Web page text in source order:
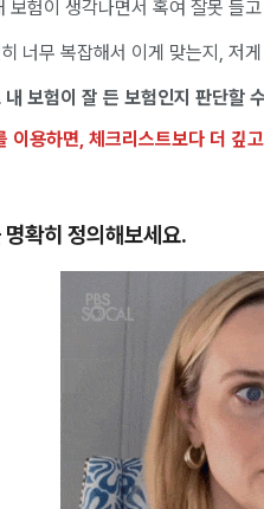
보험이 생각나면서 혹여 잘못 들
너무 복잡해서 이게 맞는지, 저
보험이 잘 든 보험인지 판단할
이용하면, 체크리스트보다 더 깊
확히 정의해보세요.